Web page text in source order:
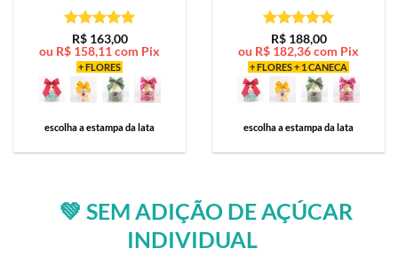
Avaliação5
de 5
R$163,00
ou R$ 158,11 com Pix
+ FLORES
escolha a estampa da lata
Avaliação5
de 5
R$188,00
ou R$ 182,36com Pix
+ FLORES + 1 CANECA
escolha a estampa da lata
💚 SEM ADIÇÃO DE AÇÚCAR
INDIVIDUAL